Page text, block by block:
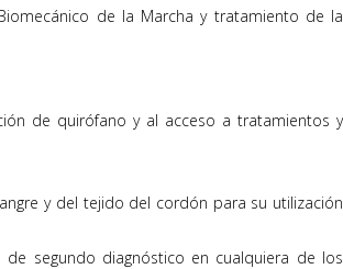
de la Marcha y tratamiento de la
de quirófano y al acceso a tratamientos y
y del tejido del cordón para su utilización
de segundo diagnóstico en cualquiera de los